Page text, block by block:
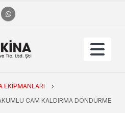
EKIPMANLARI
CAM KALDIRMA DÖNDÜRME